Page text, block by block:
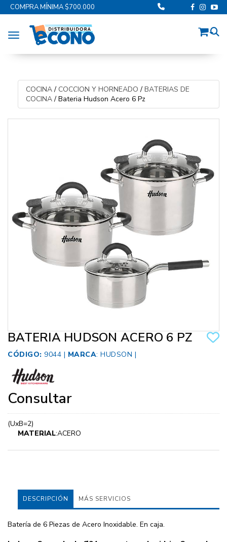
COMPRA MÍNIMA $700.000
Toggle navigation
COCINA/ COCCION Y HORNEADO / BATERIAS DE
COCINA / Bateria Hudson Acero 6 Pz
BATERIA HUDSON ACERO 6 PZ
CÓDIGO: 9044 | MARCA: HUDSON |
Consultar
(UxB=2)
MATERIAL:ACERO
DESCRIPCIÓN MÁS SERVICIOS
Batería de 6 Piezas de Acero Inoxidable. En caja.